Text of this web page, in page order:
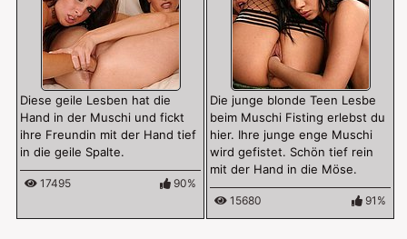
Diese geile Lesben hat die
Hand in der Muschi und fickt
ihre Freundin mit der Hand tief
in die geile Spalte.
17495 90%
Die junge blonde Teen Lesbe
beim Muschi Fisting erlebst du
hier. Ihre junge enge Muschi
wird gefistet. Schön tief rein
mit der Hand in die Möse.
15680 91%